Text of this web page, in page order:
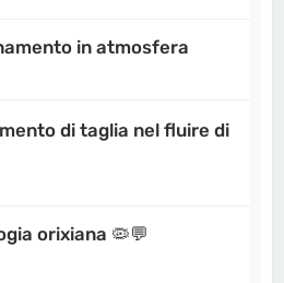
in atmosfera
di taglia nel fluire di
orixiana 🦠💬